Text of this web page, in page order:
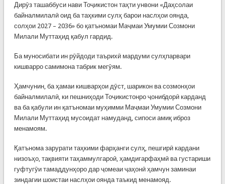
Дирӯз ташаббуси нави Тоҷикистон таҳти унвони «Даҳсолаи
байналмилалӣ оид ба таҳкими сулҳ барои наслҳои оянда,
солҳои 2027 – 2036» бо қатъномаи Маҷмаи Умумии Созмони
Милали Муттаҳид қабул гардид.
Ба муносибати ин рӯйдоди таърихӣ мардуми сулҳпарвари
кишварро самимона табрик мегӯям.
Ҳамчунин, ба ҳамаи кишварҳои дӯст, шарикон ва созмонҳои
байналмилалӣ, ки пешниҳоди Тоҷикистонро ҷонибдорӣ карданд
ва ба қабули ин қатъномаи муҳимми Маҷмаи Умумии Созмони
Милали Муттаҳид мусоидат намуданд, сипоси амиқ иброз
менамоям.
Қатънома зарурати таҳкими фарҳанги сулҳ, пешгирӣ кардани
низоъҳо, тақвияти таҳаммулгароӣ, ҳамдигарфаҳмӣ ва густариши
гуфтугӯи тамаддунҳоро дар ҷомеаи ҷаҳонӣ ҳамчун заминаи
зиндагии шоистаи наслҳои оянда таъкид менамояд.